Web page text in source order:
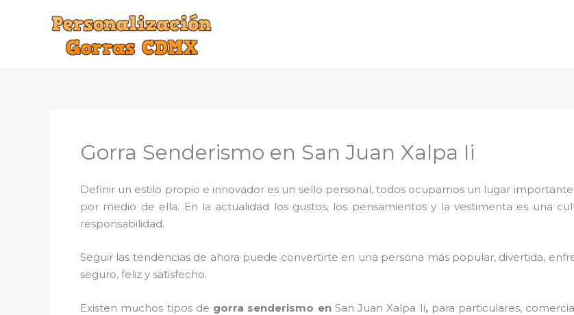
Gorra Senderismo en San Juan Xalpa Ii
Definir un estilo propio e innovador es un sello personal, todos ocupamos un lugar
por medio de ella. En la actualidad los gustos, los pensamientos y la vestimenta es una
responsabilidad.
Seguir las tendencias de ahora puede convertirte en una persona más popular, divertida,
seguro, feliz y satisfecho.
Existen muchos tipos de gorra senderismo en San Juan Xalpa Ii, para particulares,